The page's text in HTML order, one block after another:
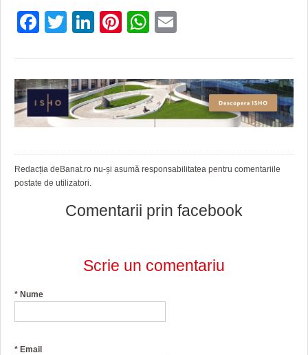
Facebook
Twitter
LinkedIn
Pinterest
WhatsApp
Redacția deBanat.ro nu-și asumă responsabilitatea pentru comentariile
postate de utilizatori.
Comentarii prin facebook
Scrie un comentariu
* Nume
* Email